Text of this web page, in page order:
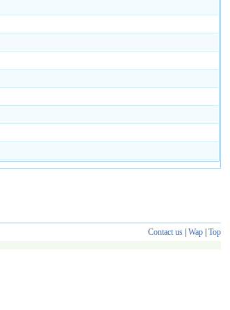
Contact us| Wap| Top